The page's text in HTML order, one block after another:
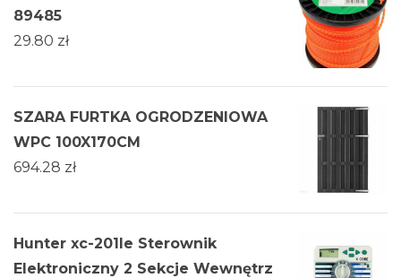
89485
29.80 zł
SZARA FURTKA OGRODZENIOWA
WPC 100X170CM
694.28 zł
Hunter xc-201Ie Sterownik
Elektroniczny 2 Sekcje Wewnętrz